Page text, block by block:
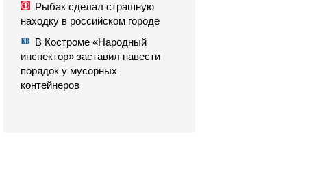
Рыбак сделал страшную
находку в российском городе
В Костроме «Народный
инспектор» заставил навести
порядок у мусорных
контейнеров